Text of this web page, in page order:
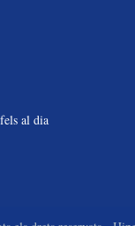
al dia